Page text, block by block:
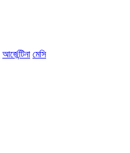
আর্জেন্টিনা মেসি